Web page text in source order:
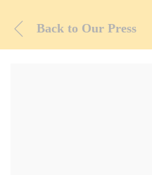
Back to Our Press